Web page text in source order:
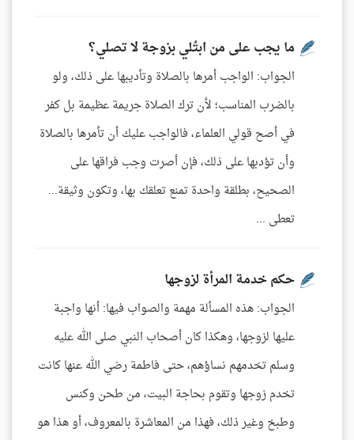
ما يجب على من ابتُلي بزوجة لا تصلي؟
الجواب: الواجب أمرها بالصلاة وتأديبها على ذلك، ولو
بالضرب المناسب؛ لأن ترك الصلاة جريمة عظيمة بل كفر
في أصح قولي العلماء، فالواجب عليك أن تأمرها بالصلاة
وأن تؤدبها على ذلك، فإن أصرت وجب فراقها على
الصحيح، بطلقة واحدة تمنع تعلقك بها، وتكون وثيقة...
تعطى ...
حكم خدمة المرأة لزوجها
الجواب: هذه المسألة مهمة والصواب فيها: أنها واجبة
عليها لزوجها، وهكذا كان أصحاب النبي صلى الله عليه
وسلم تخدمهم نساؤهم، حتى فاطمة رضي الله عنها كانت
تخدم زوجها وتقوم بحاجة البيت، من طحن وكنس
وطبخ وغير ذلك، فهذا من المعاشرة بالمعروف، أو هذا هو